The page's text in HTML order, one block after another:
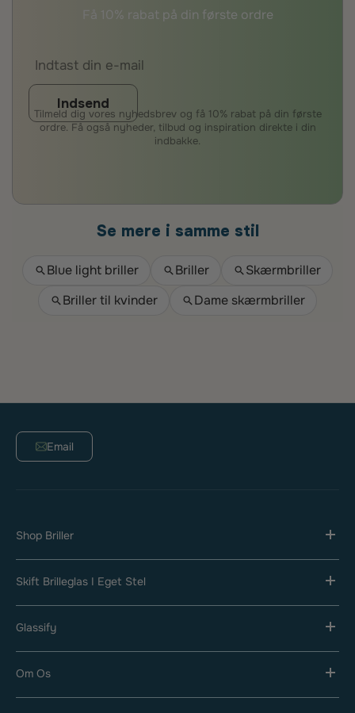
Få 10% rabat på din første ordre
Indsend
Tilmeld dig vores nyhedsbrev og få 10% rabat på din første
ordre. Få også nyheder, tilbud og inspiration direkte i din
indbakke.
Se mere i samme stil
Blue light briller Briller
Skærmbriller
Briller til kvinder
Dame skærmbriller
Email
Shop Briller
Skift Brilleglas I Eget Stel
Glassify
Om Os